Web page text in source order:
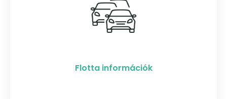
Flotta információk